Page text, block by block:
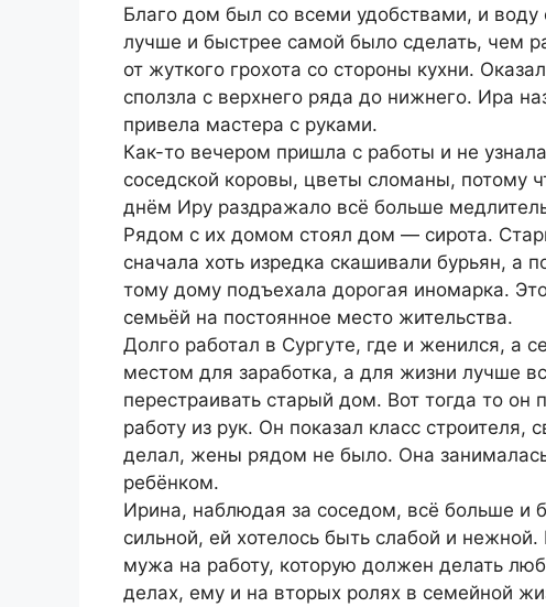
Благо дом был со всеми удобствами, и воду
лучше и быстрее самой было сделать, чем
от жуткого грохота со стороны кухни.
сползла с верхнего ряда до нижнего. Ира
привела мастера с руками.
Как-то вечером пришла с работы и не
соседской коровы, цветы сломаны, потому
днём Иру раздражало всё больше
Рядом с их домом стоял дом — сирота.
сначала хоть изредка скашивали бурьян, а
тому дому подъехала дорогая иномарка.
семьёй на постоянное место жительства.
Долго работал в Сургуте, где и женился, а
местом для заработка, а для жизни лучше
перестраивать старый дом. Вот тогда то он
работу из рук. Он показал класс строителя,
делал, жены рядом не было. Она
ребёнком.
Ирина, наблюдая за соседом, всё больше и
сильной, ей хотелось быть слабой и
мужа на работу, которую должен делать
делах, ему и на вторых ролях в семейной